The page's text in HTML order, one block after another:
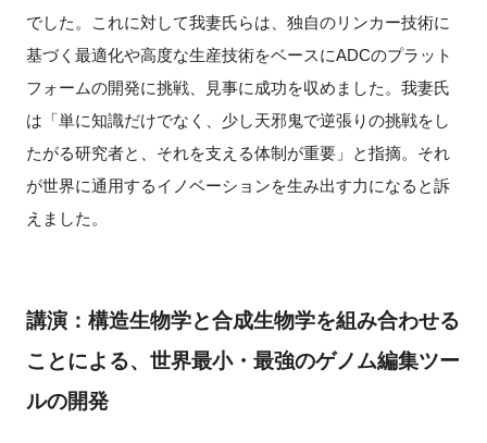
でした。これに対して我妻氏らは、独自のリンカー技術に
基づく最適化や高度な生産技術をベースにADCのプラット
フォームの開発に挑戦、見事に成功を収めました。我妻氏
は「単に知識だけでなく、少し天邪鬼で逆張りの挑戦をし
たがる研究者と、それを支える体制が重要」と指摘。それ
が世界に通用するイノベーションを生み出す力になると訴
えました。
講演：構造生物学と合成生物学を組み合わせる
ことによる、世界最小・最強のゲノム編集ツー
ルの開発